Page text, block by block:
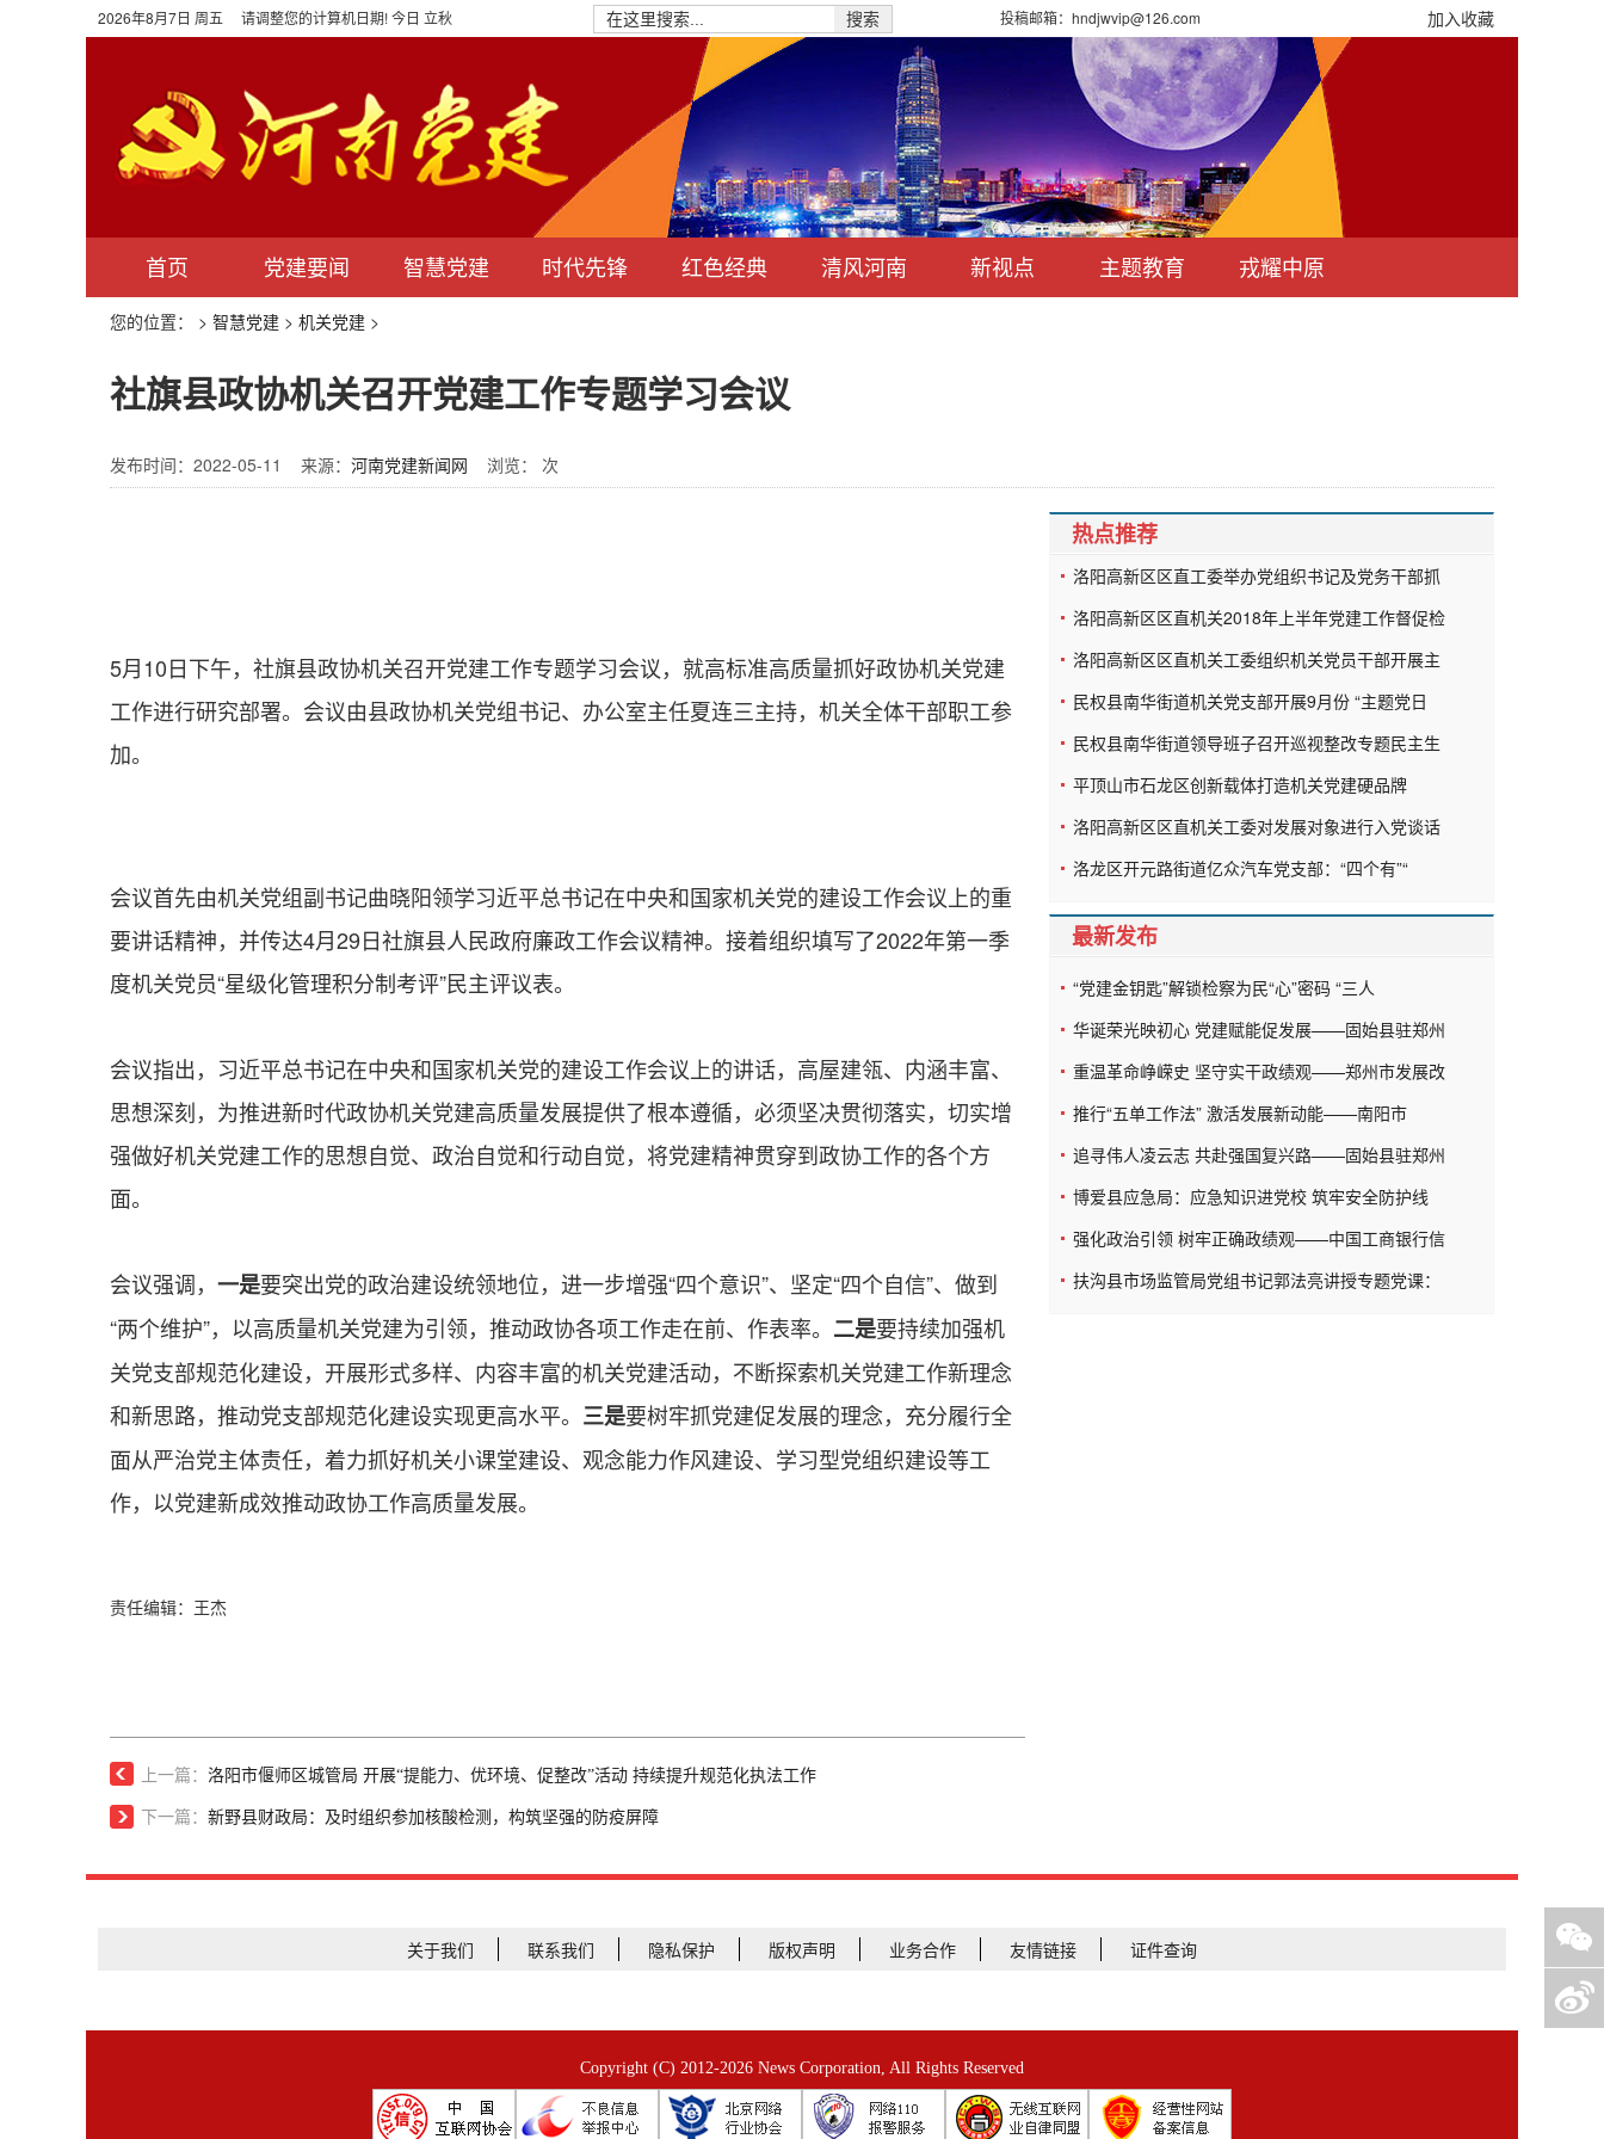
2026年8月7日 周五 请调整您的计算机日期! 今日 立秋 搜索 投稿邮箱：hndjwvip@126.com 加入收藏
首页 党建要闻 智慧党建 时代先锋 红色经典 清风河南 新视点 主题教育 戎耀中原
您的位置： > 智慧党建 > 机关党建 >
社旗县政协机关召开党建工作专题学习会议
发布时间：2022-05-11 来源： 河南党建新闻网 浏览： 次
5月10日下午，社旗县政协机关召开党建工作专题学习会议，就高标准高质量抓好政协机关党建
工作进行研究部署。会议由县政协机关党组书记、办公室主任夏连三主持，机关全体干部职工参
加。
会议首先由机关党组副书记曲晓阳领学习近平总书记在中央和国家机关党的建设工作会议上的重
要讲话精神，并传达4月29日社旗县人民政府廉政工作会议精神。接着组织填写了2022年第一季
度机关党员“星级化管理积分制考评”民主评议表。
会议指出，习近平总书记在中央和国家机关党的建设工作会议上的讲话，高屋建瓴、内涵丰富、
思想深刻，为推进新时代政协机关党建高质量发展提供了根本遵循，必须坚决贯彻落实，切实增
强做好机关党建工作的思想自觉、政治自觉和行动自觉，将党建精神贯穿到政协工作的各个方
面。
会议强调， 一是要突出党的政治建设统领地位，进一步增强“四个意识”、坚定“四个自信”、做到
“两个维护”，以高质量机关党建为引领，推动政协各项工作走在前、作表率。 二是要持续加强机
关党支部规范化建设，开展形式多样、内容丰富的机关党建活动，不断探索机关党建工作新理念
和新思路，推动党支部规范化建设实现更高水平。 三是要树牢抓党建促发展的理念，充分履行全
面从严治党主体责任，着力抓好机关小课堂建设、观念能力作风建设、学习型党组织建设等工
作，以党建新成效推动政协工作高质量发展。
责任编辑：王杰
上一篇： 洛阳市偃师区城管局 开展“提能力、优环境、促整改”活动 持续提升规范化执法工作
下一篇： 新野县财政局：及时组织参加核酸检测，构筑坚强的防疫屏障
热点推荐
洛阳高新区区直工委举办党组织书记及党务干部抓
洛阳高新区区直机关2018年上半年党建工作督促检
洛阳高新区区直机关工委组织机关党员干部开展主
民权县南华街道机关党支部开展9月份 “主题党日
民权县南华街道领导班子召开巡视整改专题民主生
平顶山市石龙区创新载体打造机关党建硬品牌
洛阳高新区区直机关工委对发展对象进行入党谈话
洛龙区开元路街道亿众汽车党支部：“四个有”“
最新发布
“党建金钥匙”解锁检察为民“心”密码 “三人
华诞荣光映初心 党建赋能促发展——固始县驻郑州
重温革命峥嵘史 坚守实干政绩观——郑州市发展改
推行“五单工作法” 激活发展新动能——南阳市
追寻伟人凌云志 共赴强国复兴路——固始县驻郑州
博爱县应急局：应急知识进党校 筑牢安全防护线
强化政治引领 树牢正确政绩观——中国工商银行信
扶沟县市场监管局党组书记郭法亮讲授专题党课：
关于我们 联系我们 隐私保护 版权声明 业务合作 友情链接 证件查询
Copyright (C) 2012-2026 News Corporation, All Rights Reserved